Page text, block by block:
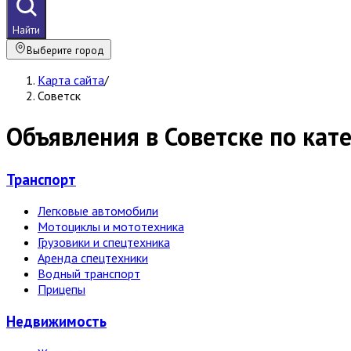
Найти
Выберите город
Карта сайта/
Советск
Объявления в Советске по
Транспорт
Легковые автомобили
Мотоциклы и мототехника
Грузовики и спецтехника
Аренда спецтехники
Водный транспорт
Прицепы
Недвижи­мость